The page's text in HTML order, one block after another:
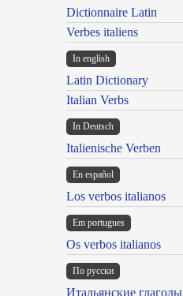
Dictionnaire Latin
Verbes italiens
In english
Latin Dictionary
Italian Verbs
In Deutsch
Italienische Verben
En español
Los verbos italianos
Em portugues
Os verbos italianos
По русски
Итальянские глаголы